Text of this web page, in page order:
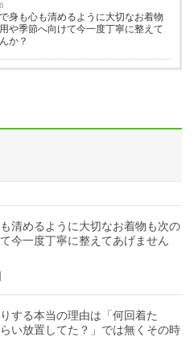
身も心も清めるように大切なお着物
や季節へ向けて今一度丁寧に整えて
か？
清めるように大切なお着物も次の
今一度丁寧に整えてあげません
する本当の理由は「何回着た
い放置してた？」では無くその時